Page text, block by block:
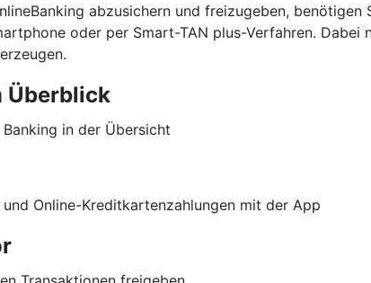
abzusichern und freizugeben,
oder per Smart-TAN plus-Verfahren.
Überblick
in der Übersicht
Online-Kreditkartenzahlungen mit der App